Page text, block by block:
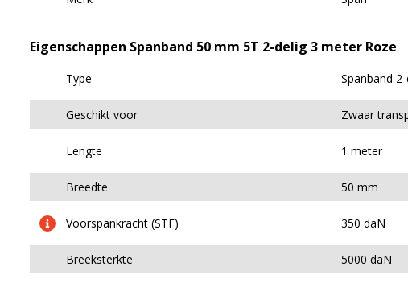
Eigenschappen Spanband 50 mm 5T 2-delig 3 meter Roze
Type Spanband
Geschikt voor Zwaar
Lengte 1 meter
Breedte 50 mm
Voorspankracht (STF) 350 daN
Breeksterkte 5000 daN